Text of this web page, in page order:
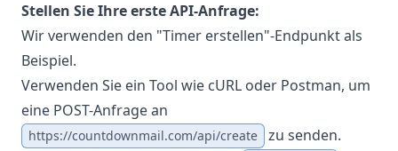
Stellen Sie Ihre erste API-Anfrage:
Wir verwenden den "Timer erstellen"-Endpunkt als
Beispiel.
Verwenden Sie ein Tool wie cURL oder Postman, um
eine POST-Anfrage an
https://countdownmail.com/api/create
zu senden.